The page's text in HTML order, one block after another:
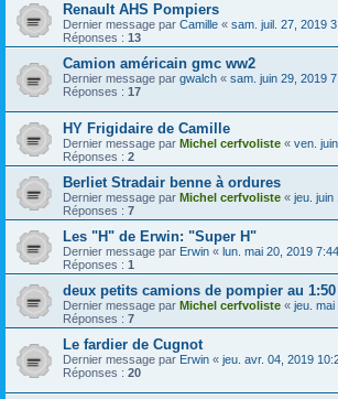
Renault AHS Pompiers
Dernier message par Camille « sam. juil. 27, 2019
Réponses : 13
Camion américain gmc ww2
Dernier message par gwalch « sam. juin 29, 2019
Réponses : 17
HY Frigidaire de Camille
Dernier message par Michel cerfvoliste « ven.
Réponses : 2
Berliet Stradair benne à ordures
Dernier message par Michel cerfvoliste « jeu. juin
Réponses : 7
Les "H" de Erwin: "Super H"
Dernier message par Erwin « lun. mai 20, 2019
Réponses : 1
deux petits camions de pompier au 1:50
Dernier message par Michel cerfvoliste « jeu. mai
Réponses : 7
Le fardier de Cugnot
Dernier message par Erwin « jeu. avr. 04, 2019
Réponses : 20